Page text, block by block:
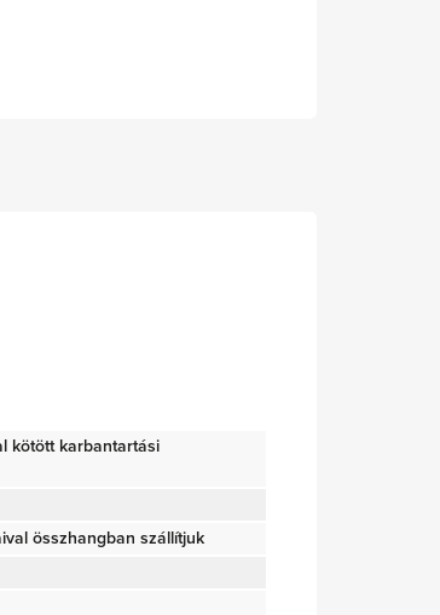
kötött karbantartási
összhangban szállítjuk